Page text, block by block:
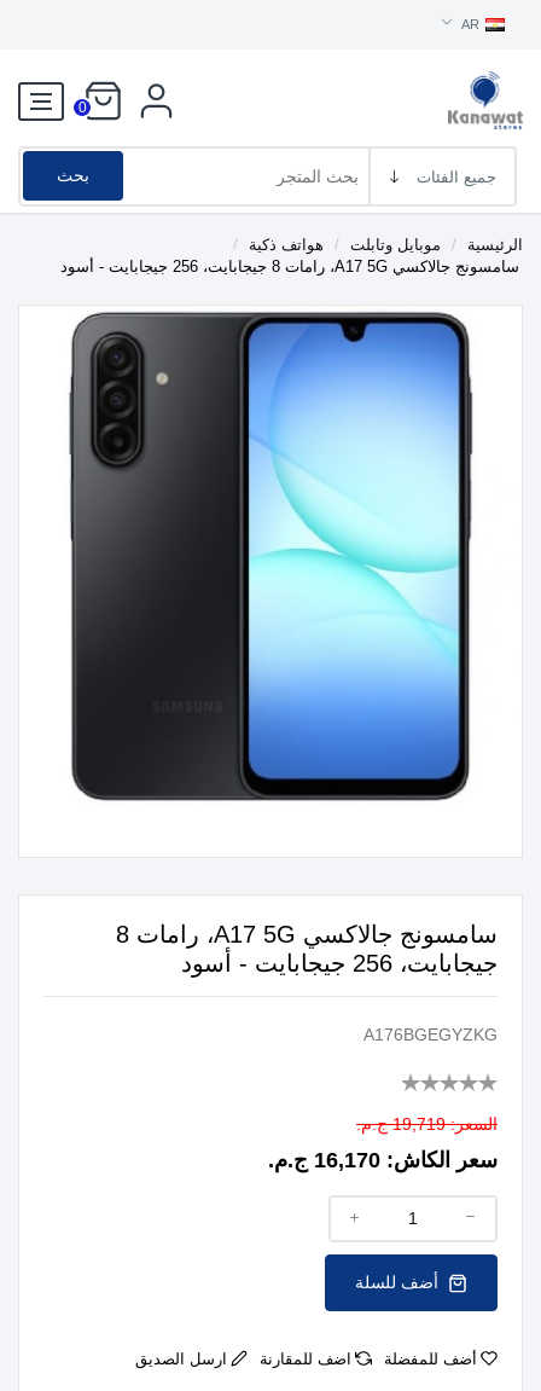
AR
0
بحث
الرئيسية / موبايل وتابلت / هواتف ذكية
/
سامسونج جالاكسي A17 5G، رامات 8 جيجابايت، 256 جيجابايت - أسود
سامسونج جالاكسي A17 5G، رامات 8
جيجابايت، 256 جيجابايت - أسود
A176BGEGYZKG
السعر: 19,719 ج.م.
سعر الكاش: 16,170 ج.م.
أضف للسلة
أضف للمفضلة اضف للمقارنة ارسل الصديق